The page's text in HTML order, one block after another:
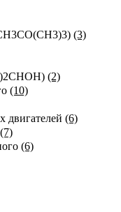
(3)
(2)
(10)
двигателей (6)
(7)
(6)